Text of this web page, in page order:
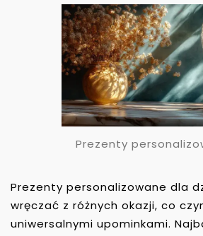
Prezenty
Prezenty personalizowane dla
wręczać z różnych okazji, co
uniwersalnymi upominkami.